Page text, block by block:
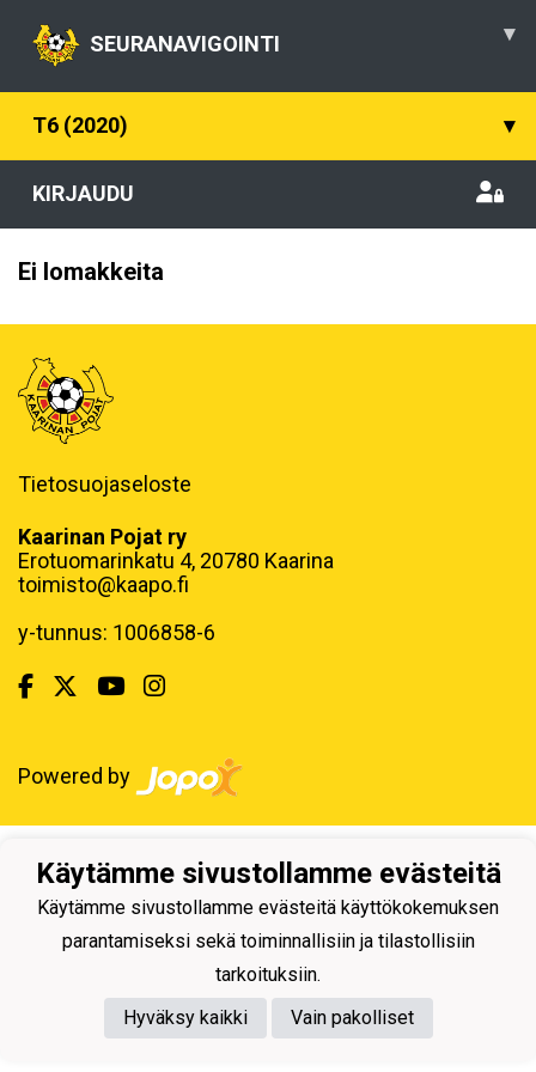
SEURANAVIGOINTI ▾
T6 (2020) ▾
KIRJAUDU
Ei lomakkeita
Tietosuojaseloste
Kaarinan Pojat ry
Erotuomarinkatu 4, 20780 Kaarina
toimisto@kaapo.fi
y-tunnus: 1006858-6
Powered by
Käytämme sivustollamme evästeitä
Käytämme sivustollamme evästeitä käyttökokemuksen
parantamiseksi sekä toiminnallisiin ja tilastollisiin
tarkoituksiin.
Hyväksy kaikki
Vain pakolliset